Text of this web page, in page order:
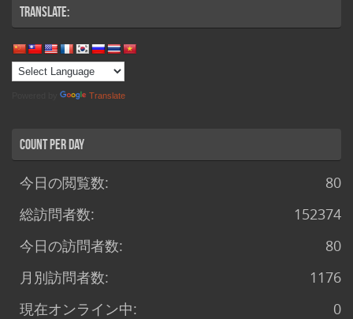
Translate:
Translate
Count per Day
80
今日の閲覧数:
152374
総訪問者数:
80
今日の訪問者数:
1176
月別訪問者数:
0
現在オンライン中: